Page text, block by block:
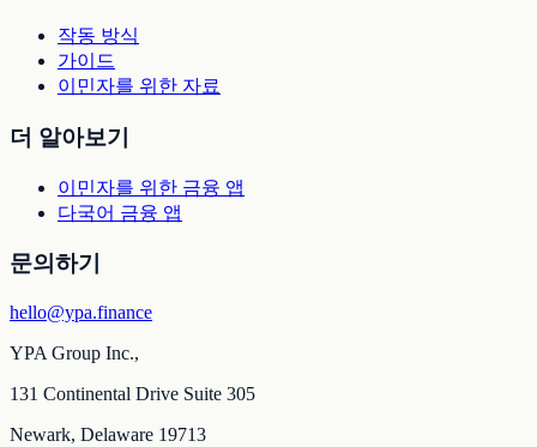
작동 방식
가이드
이민자를 위한 자료
더 알아보기
이민자를 위한 금융 앱
다국어 금융 앱
문의하기
hello@ypa.finance
YPA Group Inc.,
131 Continental Drive Suite 305
Newark, Delaware 19713